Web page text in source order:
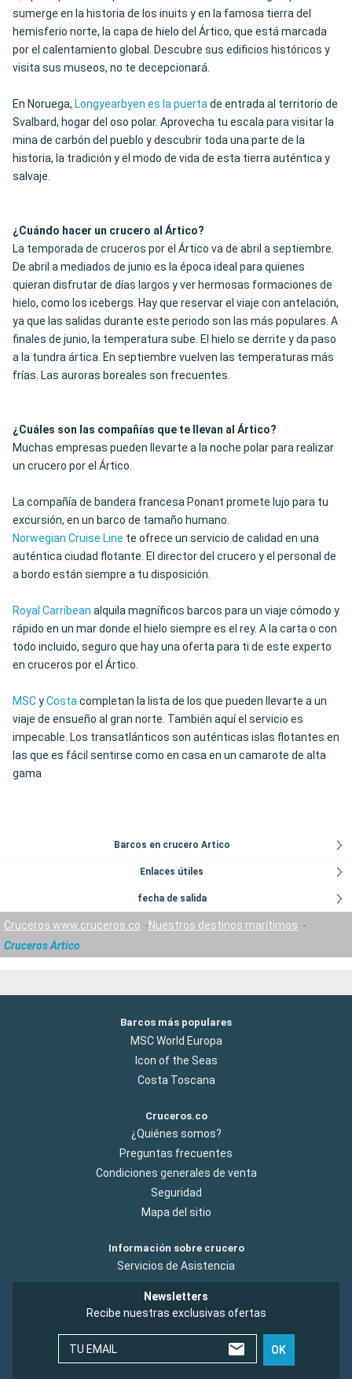
sumerge en la historia de los inuits y en la famosa tierra del
hemisferio norte, la capa de hielo del Ártico, que está marcada
por el calentamiento global. Descubre sus edificios históricos y
visita sus museos, no te decepcionará.
En Noruega, Longyearbyen es la puertade entrada al territorio de
Svalbard, hogar del oso polar. Aprovecha tu escala para visitar la
mina de carbón del pueblo y descubrir toda una parte de la
historia, la tradición y el modo de vida de esta tierra auténtica y
salvaje.
¿Cuándo hacer un crucero al Ártico?
La temporada de cruceros por el Ártico va de abril a septiembre.
De abril a mediados de junio es la época ideal para quienes
quieran disfrutar de días largos y ver hermosas formaciones de
hielo, como los icebergs. Hay que reservar el viaje con antelación,
ya que las salidas durante este periodo son las más populares. A
finales de junio, la temperatura sube. El hielo se derrite y da paso
a la tundra ártica. En septiembre vuelven las temperaturas más
frías. Las auroras boreales son frecuentes.
¿Cuáles son las compañías que te llevan al Ártico?
Muchas empresas pueden llevarte a la noche polar para realizar
un crucero por el Ártico.
La compañía de bandera francesa Ponant promete lujo para tu
excursión, en un barco de tamaño humano.
Norwegian Cruise Line te ofrece un servicio de calidad en una
auténtica ciudad flotante. El director del crucero y el personal de
a bordo están siempre a tu disposición.
Royal Carribean alquila magníficos barcos para un viaje cómodo y
rápido en un mar donde el hielo siempre es el rey. A la carta o con
todo incluido, seguro que hay una oferta para ti de este experto
en cruceros por el Ártico.
MSCyCostacompletan la lista de los que pueden llevarte a un
viaje de ensueño al gran norte. También aquí el servicio es
impecable. Los transatlánticos son auténticas islas flotantes en
las que es fácil sentirse como en casa en un camarote de alta
gama
Barcos en crucero Artico
Enlaces útiles
fecha de salida
Cruceros www.cruceros.co
Nuestros destinos marítimos
Cruceros Artico
Barcos más populares
MSC World Europa
Icon of the Seas
Costa Toscana
Cruceros.co
¿Quiénes somos?
Preguntas frecuentes
Condiciones generales de venta
Seguridad
Mapa del sitio
Información sobre crucero
Servicios de Asistencia
Newsletters
Recibe nuestras exclusivas ofertas
TU EMAIL OK